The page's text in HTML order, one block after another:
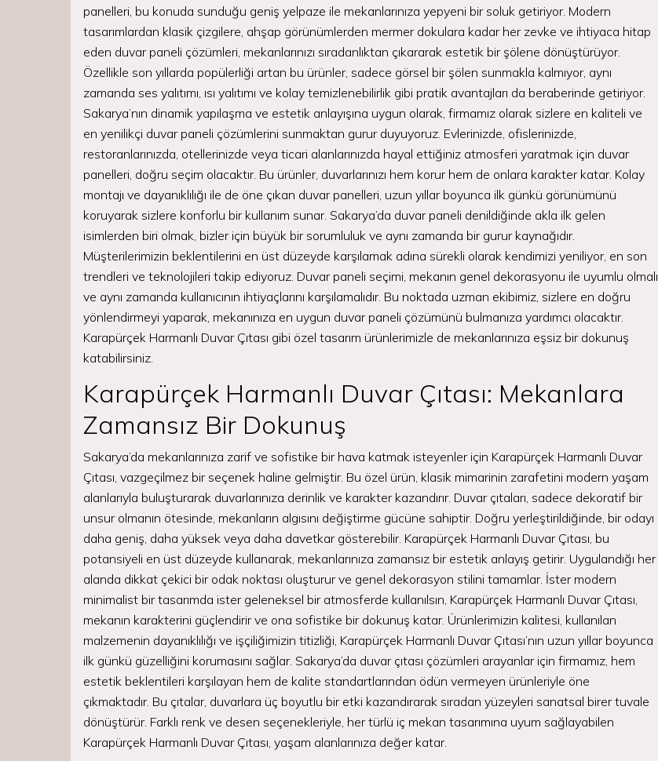
panelleri, bu konuda sunduğu geniş yelpaze ile mekanlarınıza yepyeni bir soluk getiriyor. Modern
tasarımlardan klasik çizgilere, ahşap görünümlerden mermer dokulara kadar her zevke ve ihtiyaca hitap
eden duvar paneli çözümleri, mekanlarınızı sıradanlıktan çıkararak estetik bir şölene dönüştürüyor.
Özellikle son yıllarda popülerliği artan bu ürünler, sadece görsel bir şölen sunmakla kalmıyor, aynı
zamanda ses yalıtımı, ısı yalıtımı ve kolay temizlenebilirlik gibi pratik avantajları da beraberinde getiriyor.
Sakarya’nın dinamik yapılaşma ve estetik anlayışına uygun olarak, firmamız olarak sizlere en kaliteli ve
en yenilikçi duvar paneli çözümlerini sunmaktan gurur duyuyoruz. Evlerinizde, ofislerinizde,
restoranlarınızda, otellerinizde veya ticari alanlarınızda hayal ettiğiniz atmosferi yaratmak için duvar
panelleri, doğru seçim olacaktır. Bu ürünler, duvarlarınızı hem korur hem de onlara karakter katar. Kolay
montajı ve dayanıklılığı ile de öne çıkan duvar panelleri, uzun yıllar boyunca ilk günkü görünümünü
koruyarak sizlere konforlu bir kullanım sunar. Sakarya’da duvar paneli denildiğinde akla ilk gelen
isimlerden biri olmak, bizler için büyük bir sorumluluk ve aynı zamanda bir gurur kaynağıdır.
Müşterilerimizin beklentilerini en üst düzeyde karşılamak adına sürekli olarak kendimizi yeniliyor, en son
trendleri ve teknolojileri takip ediyoruz. Duvar paneli seçimi, mekanın genel dekorasyonu ile uyumlu olmalı
ve aynı zamanda kullanıcının ihtiyaçlarını karşılamalıdır. Bu noktada uzman ekibimiz, sizlere en doğru
yönlendirmeyi yaparak, mekanınıza en uygun duvar paneli çözümünü bulmanıza yardımcı olacaktır.
Karapürçek Harmanlı Duvar Çıtası gibi özel tasarım ürünlerimizle de mekanlarınıza eşsiz bir dokunuş
katabilirsiniz.
Karapürçek Harmanlı Duvar Çıtası: Mekanlara
Zamansız Bir Dokunuş
Sakarya’da mekanlarınıza zarif ve sofistike bir hava katmak isteyenler için Karapürçek Harmanlı Duvar
Çıtası, vazgeçilmez bir seçenek haline gelmiştir. Bu özel ürün, klasik mimarinin zarafetini modern yaşam
alanlarıyla buluşturarak duvarlarınıza derinlik ve karakter kazandırır. Duvar çıtaları, sadece dekoratif bir
unsur olmanın ötesinde, mekanların algısını değiştirme gücüne sahiptir. Doğru yerleştirildiğinde, bir odayı
daha geniş, daha yüksek veya daha davetkar gösterebilir. Karapürçek Harmanlı Duvar Çıtası, bu
potansiyeli en üst düzeyde kullanarak, mekanlarınıza zamansız bir estetik anlayış getirir. Uygulandığı her
alanda dikkat çekici bir odak noktası oluşturur ve genel dekorasyon stilini tamamlar. İster modern
minimalist bir tasarımda ister geleneksel bir atmosferde kullanılsın, Karapürçek Harmanlı Duvar Çıtası,
mekanın karakterini güçlendirir ve ona sofistike bir dokunuş katar. Ürünlerimizin kalitesi, kullanılan
malzemenin dayanıklılığı ve işçiliğimizin titizliği, Karapürçek Harmanlı Duvar Çıtası’nın uzun yıllar boyunca
ilk günkü güzelliğini korumasını sağlar. Sakarya’da duvar çıtası çözümleri arayanlar için firmamız, hem
estetik beklentileri karşılayan hem de kalite standartlarından ödün vermeyen ürünleriyle öne
çıkmaktadır. Bu çıtalar, duvarlara üç boyutlu bir etki kazandırarak sıradan yüzeyleri sanatsal birer tuvale
dönüştürür. Farklı renk ve desen seçenekleriyle, her türlü iç mekan tasarımına uyum sağlayabilen
Karapürçek Harmanlı Duvar Çıtası, yaşam alanlarınıza değer katar.